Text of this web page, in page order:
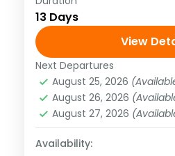
Tour grupal
Visitando: Lima,
Puno, Cusco, Valle
Salidas: Diarias
mínimo de dos
20...
América,Sudamérica
Media
1 Person
13 Days
View
Next Departures
August 25, 2026
August 26, 2026
August 27, 2026
Availability: